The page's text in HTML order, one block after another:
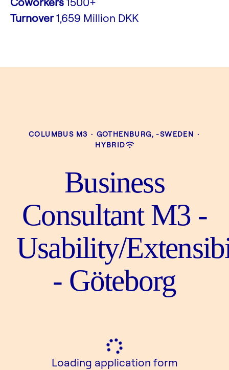
Turnover1,659 Million DKK
COLUMBUS M3 · GOTHENBURG, -SWEDEN ·
HYBRID
Business
Consultant M3 -
Usability/
- Göteborg
Loading application form